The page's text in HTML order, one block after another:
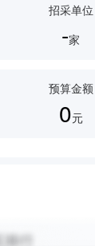
招采单位
-家
预算金额
0元